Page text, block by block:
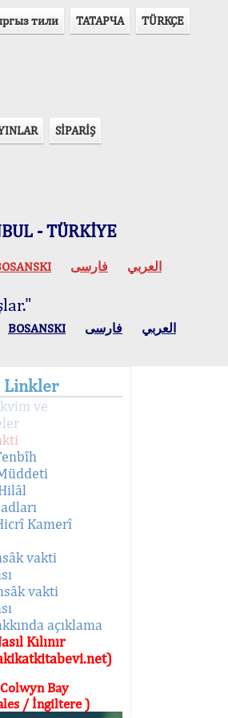
тили ТАТАРЧА TÜRKÇE
SİPARİŞ
- TÜRKİYE
العربي فارسی
BOSANSKI العربي فارسی
Linkler
ve
Kamerî
vakti
vakti
açıklama
Kılınır
Colwyn Bay
/ İngiltere )